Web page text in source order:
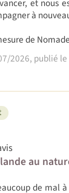
et nous
à
de
2026, publié le
au
de mal